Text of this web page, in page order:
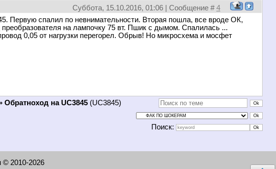
Суббота, 15.10.2016, 01:06 | Сообщение #4
Первую спалил по невнимательности. Вторая пошла, все вроде ОК,
на лампочку 75 вт. Пшик с дымом. Спалилась ...
0,05 от нагрузки перегорел. Обрыв! Но микросхема и мосфет
Обратноход на UC3845 (UC3845)
Поиск:
© 2010-2026